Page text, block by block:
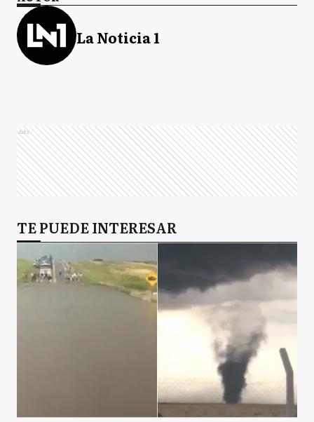
La Noticia 1
Ads
TE PUEDE INTERESAR